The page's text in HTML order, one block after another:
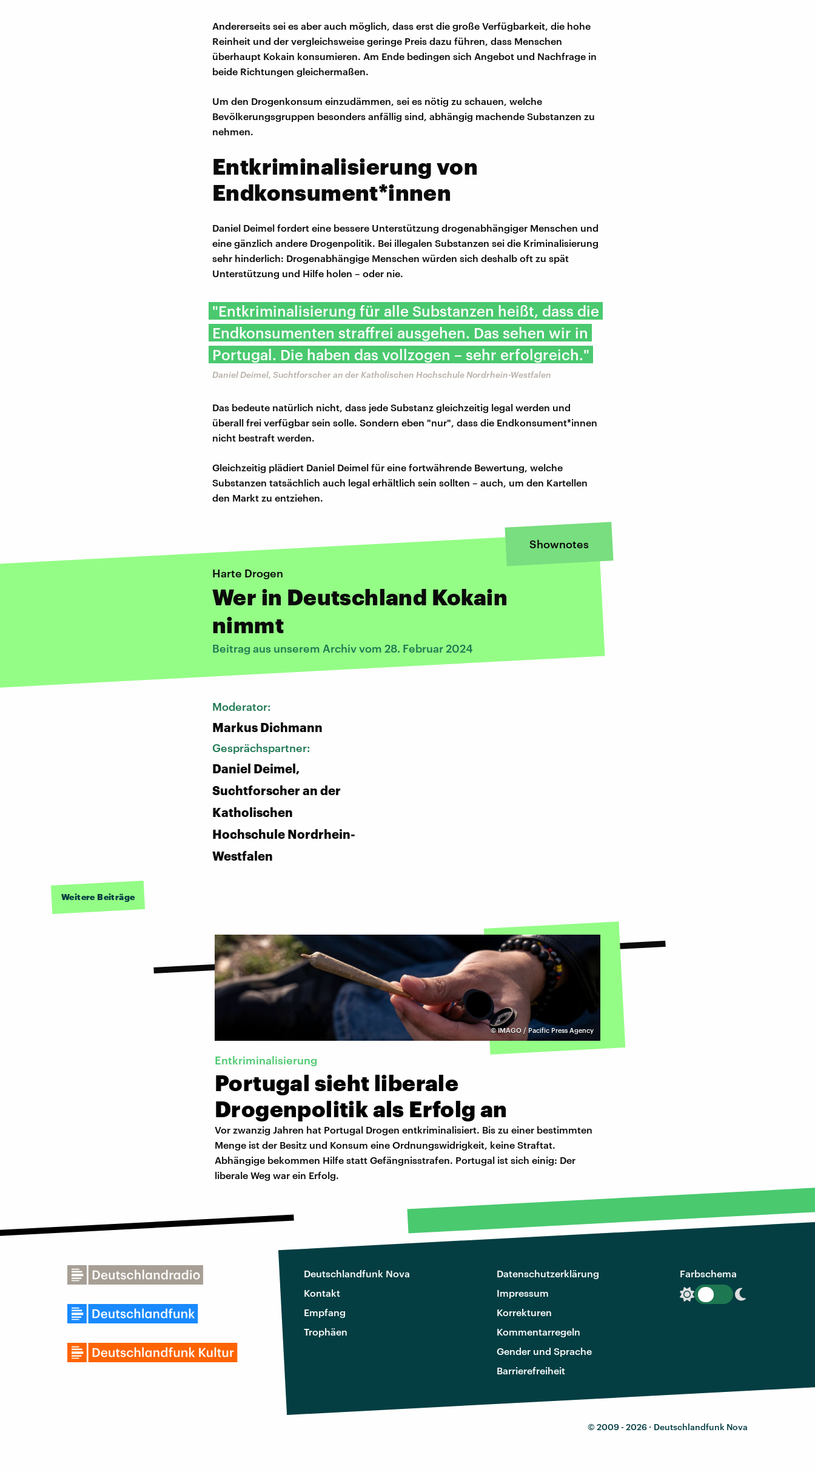
Andererseits sei es aber auch möglich, dass erst die große Verfügbarkeit, die hohe
Reinheit und der vergleichsweise geringe Preis dazu führen, dass Menschen
überhaupt Kokain konsumieren. Am Ende bedingen sich Angebot und Nachfrage in
beide Richtungen gleichermaßen.
Um den Drogenkonsum einzudämmen, sei es nötig zu schauen, welche
Bevölkerungsgruppen besonders anfällig sind, abhängig machende Substanzen zu
nehmen.
Entkriminalisierung von
Endkonsument*innen
Daniel Deimel fordert eine bessere Unterstützung drogenabhängiger Menschen und
eine gänzlich andere Drogenpolitik. Bei illegalen Substanzen sei die Kriminalisierung
sehr hinderlich: Drogenabhängige Menschen würden sich deshalb oft zu spät
Unterstützung und Hilfe holen – oder nie.
"Entkriminalisierung für alle Substanzen heißt, dass die
Endkonsumenten straffrei ausgehen. Das sehen wir in
Portugal. Die haben das vollzogen – sehr erfolgreich."
Daniel Deimel, Suchtforscher an der Katholischen Hochschule Nordrhein-Westfalen
Das bedeute natürlich nicht, dass jede Substanz gleichzeitig legal werden und
überall frei verfügbar sein solle. Sondern eben "nur", dass die Endkonsument*innen
nicht bestraft werden.
Gleichzeitig plädiert Daniel Deimel für eine fortwährende Bewertung, welche
Substanzen tatsächlich auch legal erhältlich sein sollten – auch, um den Kartellen
den Markt zu entziehen.
Shownotes
Harte Drogen
Wer in Deutschland Kokain
nimmt
Beitrag aus unserem Archiv vom 28. Februar 2024
Moderator:
Markus Dichmann
Gesprächspartner:
Daniel Deimel,
Suchtforscher an der
Katholischen
Hochschule Nordrhein-
Westfalen
Weitere Beiträge
©IMAGO / Pacific Press Agency
Entkriminalisierung
Portugal sieht liberale
Drogenpolitik als Erfolg an
Vor zwanzig Jahren hat Portugal Drogen entkriminalisiert. Bis zu einer bestimmten
Menge ist der Besitz und Konsum eine Ordnungswidrigkeit, keine Straftat.
Abhängige bekommen Hilfe statt Gefängnisstrafen. Portugal ist sich einig: Der
liberale Weg war ein Erfolg.
Deutschlandfunk Nova
Kontakt
Empfang
Trophäen
Datenschutzerklärung
Impressum
Korrekturen
Kommentarregeln
Gender und Sprache
Barrierefreiheit
Farbschema
© 2009 - 2026 · Deutschlandfunk Nova